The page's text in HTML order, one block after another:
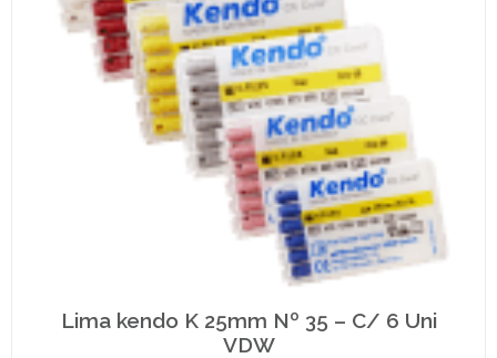
Lima kendo K 25mm Nº 35 – C/ 6 Uni
VDW